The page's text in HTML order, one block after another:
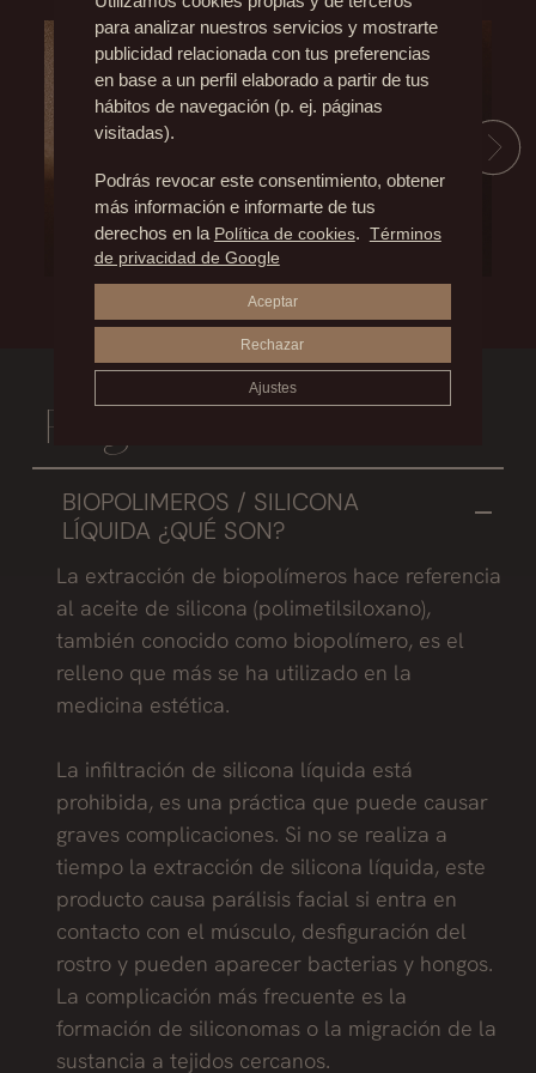
Video explicativo sobre el procedimiento de la Queiloplastia
Play Video
Preguntas Frecuentes
BIOPOLIMEROS / SILICONA
LÍQUIDA ¿QUÉ SON?
La extracción de biopolímeros hace referencia
al aceite de silicona (polimetilsiloxano),
también conocido como biopolímero, es el
relleno que más se ha utilizado en la
medicina estética.
La infiltración de silicona líquida está
prohibida, es una práctica que puede causar
graves complicaciones. Si no se realiza a
tiempo la extracción de silicona líquida, este
producto causa parálisis facial si entra en
contacto con el músculo, desfiguración del
rostro y pueden aparecer bacterias y hongos.
La complicación más frecuente es la
formación de siliconomas o la migración de la
sustancia a tejidos cercanos.
para analizar nuestros servicios y mostrarte
publicidad relacionada con tus preferencias
en base a un perfil elaborado a partir de tus
hábitos de navegación (p. ej. páginas
visitadas).
Podrás revocar este consentimiento, obtener
más información e informarte de tus
derechos en la Política de cookies. Términos
de privacidad de Google
Aceptar
Rechazar
Ajustes